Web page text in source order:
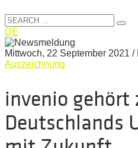
DE
Mittwoch, 22 September 2021 /
Auszeichnung
invenio gehört
Deutschlands